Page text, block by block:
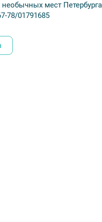
мест
78/01791685